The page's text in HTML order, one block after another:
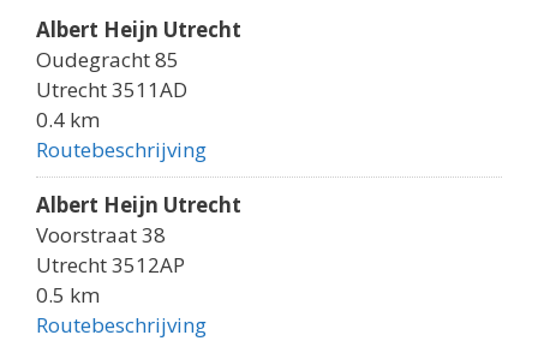
Albert Heijn Utrecht
Oudegracht 85
Utrecht 3511AD
0.4 km
Routebeschrijving
Albert Heijn Utrecht
Voorstraat 38
Utrecht 3512AP
0.5 km
Routebeschrijving